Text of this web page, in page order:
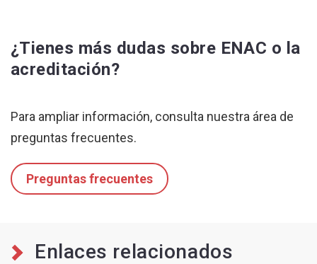
¿Tienes más dudas sobre ENAC o la
acreditación?
Para ampliar información, consulta nuestra área de
preguntas frecuentes.
Preguntas frecuentes
Enlaces relacionados